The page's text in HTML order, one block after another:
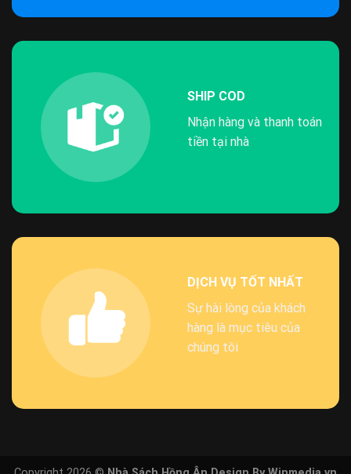
SHIP COD
Nhận hàng và thanh toán
tiền tại nhà
DỊCH VỤ TỐT NHẤT
Sự hài lòng của khách
hàng là mục tiêu của
chúng tôi